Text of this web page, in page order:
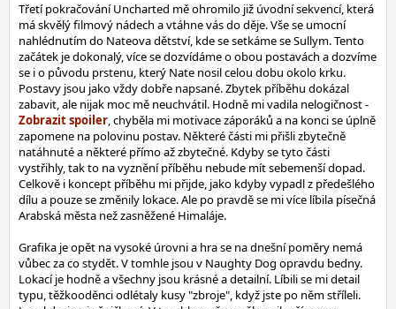
Třetí pokračování Uncharted mě ohromilo již úvodní sekvencí, která
má skvělý filmový nádech a vtáhne vás do děje. Vše se umocní
nahlédnutím do Nateova dětství, kde se setkáme se Sullym. Tento
začátek je dokonalý, více se dozvídáme o obou postavách a dozvíme
se i o původu prstenu, který Nate nosil celou dobu okolo krku.
Postavy jsou jako vždy dobře napsané. Zbytek příběhu dokázal
zabavit, ale nijak moc mě neuchvátil. Hodně mi vadila nelogičnost -
, chyběla mi motivace záporáků a na konci se úplně
zapomene na polovinu postav. Některé části mi přišli zbytečně
natáhnuté a některé přímo až zbytečné. Kdyby se tyto části
vystřihly, tak to na vyznění příběhu nebude mít sebemenší dopad.
Celkově i koncept příběhu mi přijde, jako kdyby vypadl z předešlého
dílu a pouze se změnily lokace. Ale po pravdě se mi více líbila písečná
Arabská města než zasněžené Himaláje.
Grafika je opět na vysoké úrovni a hra se na dnešní poměry nemá
vůbec za co stydět. V tomhle jsou v Naughty Dog opravdu bedny.
Lokací je hodně a všechny jsou krásné a detailní. Líbili se mi detail
typu, těžkooděnci odlétaly kusy "zbroje", když jste po něm stříleli.